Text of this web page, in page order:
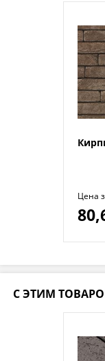
Цена
С ЭТИМ